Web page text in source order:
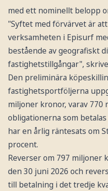
med ett nominellt belopp
"Syftet med förvärvet är
verksamheten i Episurf
bestående av geografiskt
fastighetstillgångar",
Den preliminära
fastighetsportföljerna
miljoner kronor, varav
obligationerna som
har en årlig räntesats om
procent.
Reverser om 797
den 30 juni 2026 och
till betalning i det tredje